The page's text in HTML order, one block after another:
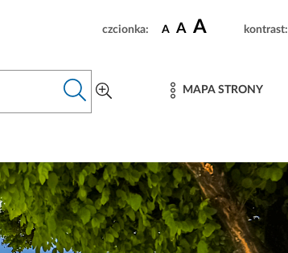
czcionka: A A A kontrast:
MAPA STRONY